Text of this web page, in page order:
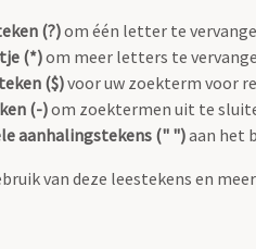
(?)om één letter te
(*)om meer letters te
($)voor uw zoekterm voor
(-)om zoektermen uit te
aanhalingstekens (" ")aan het
van deze leestekens en